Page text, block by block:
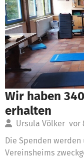
Wir haben
erhalten
Ursula Völker vor
Die Spenden
Vereinsheims